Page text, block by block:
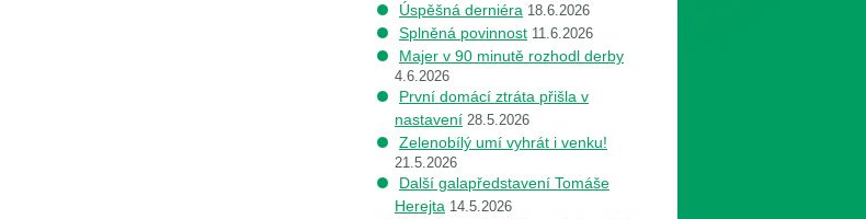
Úspěšná derniéra 18.6.2026
Splněná povinnost 11.6.2026
Majer v 90 minutě rozhodl derby
4.6.2026
První domácí ztráta přišla v
nastavení 28.5.2026
Zelenobílý umí vyhrát i venku!
21.5.2026
Další galapředstavení Tomáše
Herejta 14.5.2026